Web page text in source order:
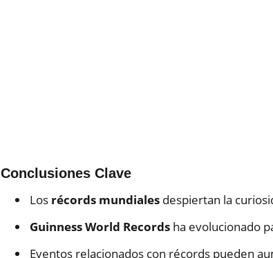
Conclusiones Clave
Los récords mundiales despiertan la
Guinness World Records ha evolucionado
Eventos relacionados con récords pueden